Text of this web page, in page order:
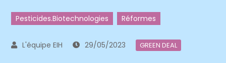
Pesticides.Biotechnologies Réformes
29/05/2023 GREEN DEAL